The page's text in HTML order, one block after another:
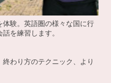
体験。英語圏の様々な国に行
を練習します。
わり方のテクニック、より